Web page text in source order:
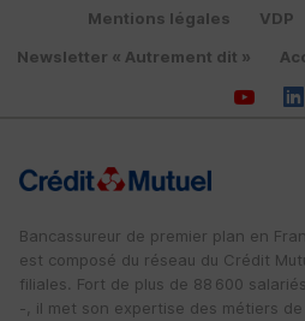
Mentions légales
VDP
Newsletter « Autrement dit »
Bancassureur de premier plan en
est composé du réseau du Crédit
filiales. Fort de plus de 88 600
-, il met son expertise des métiers